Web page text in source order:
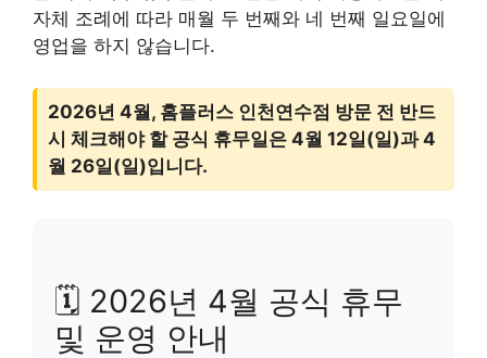
자체 조례에 따라 매월 두 번째와 네 번째 일요일에
영업을 하지 않습니다.
2026년 4월, 홈플러스 인천연수점 방문 전 반드
시 체크해야 할 공식 휴무일은 4월 12일(일)과 4
월 26일(일)입니다.
🗓️ 2026년 4월 공식 휴무
및 운영 안내